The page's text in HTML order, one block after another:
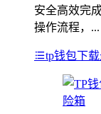
安全高效完
操作流程，...
tp钱包下